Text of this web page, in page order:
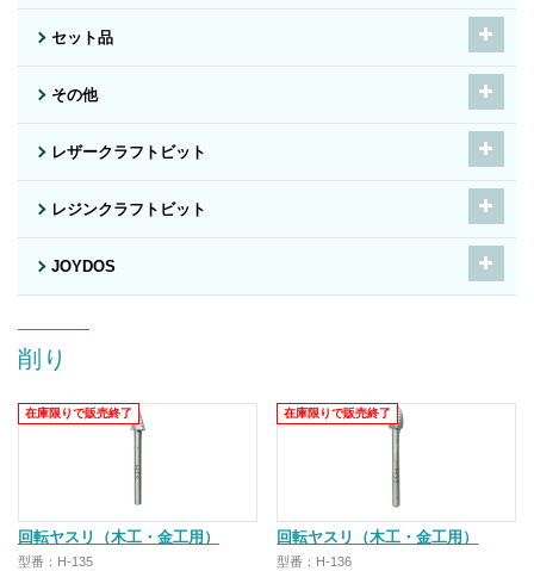
セット品
その他
レザークラフトビット
レジンクラフトビット
JOYDOS
削り
回転ヤスリ（木工・金工用）
型番：H-135
在庫限りで販売終了
回転ヤスリ（木工・金工用）
型番：H-136
在庫限りで販売終了